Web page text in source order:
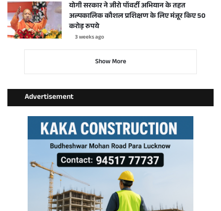
योगी सरकार ने जीरो पॉवर्टी अभियान के तहत
अल्पकालिक कौशल प्रशिक्षण के लिए मंजूर किए 50
करोड़ रुपये
3 weeks ago
Show More
Advertisement